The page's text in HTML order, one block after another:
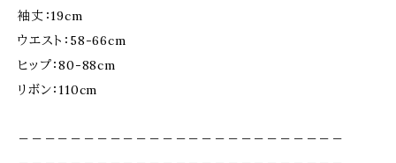
袖丈：19cm
ウエスト：58-66cm
ヒップ：80-88cm
リボン：110cm
－－－－－－－－－－－－－－－－－－－－－－－－－